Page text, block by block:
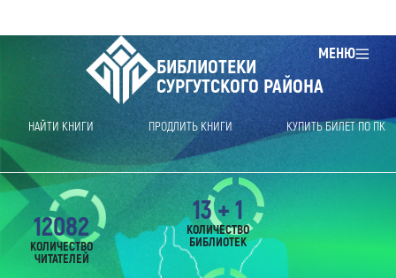
МЕНЮ
БИБЛИОТЕКИ
СУРГУТСКОГО РАЙОНА
НАЙТИ КНИГИ ПРОДЛИТЬ КНИГИ КУПИТЬ БИЛЕТ ПО ПК
12082
КОЛИЧЕСТВО
ЧИТАТЕЛЕЙ
13 + 1
КОЛИЧЕСТВО
БИБЛИОТЕК